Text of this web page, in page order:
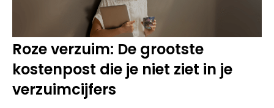
Roze verzuim: De grootste
kostenpost die je niet ziet in je
verzuimcijfers